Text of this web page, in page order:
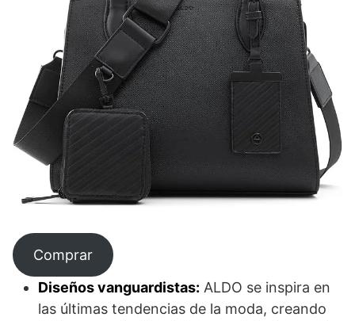
Comprar
Diseños vanguardistas: ALDO se inspira en
las últimas tendencias de la moda, creando